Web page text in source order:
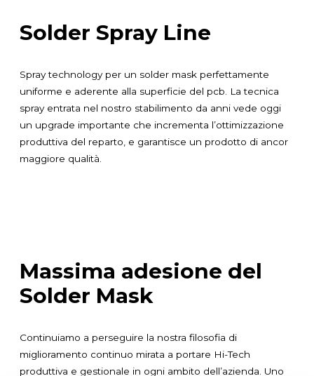
Solder Spray Line
Spray technology per un solder mask perfettamente
uniforme e aderente alla superficie del pcb. La tecnica
spray entrata nel nostro stabilimento da anni vede oggi
un upgrade importante che incrementa l’ottimizzazione
produttiva del reparto, e garantisce un prodotto di ancor
maggiore qualità.
Massima adesione del
Solder Mask
Continuiamo a perseguire la nostra filosofia di
miglioramento continuo mirata a portare Hi-Tech
produttiva e gestionale in ogni ambito dell’azienda. Uno